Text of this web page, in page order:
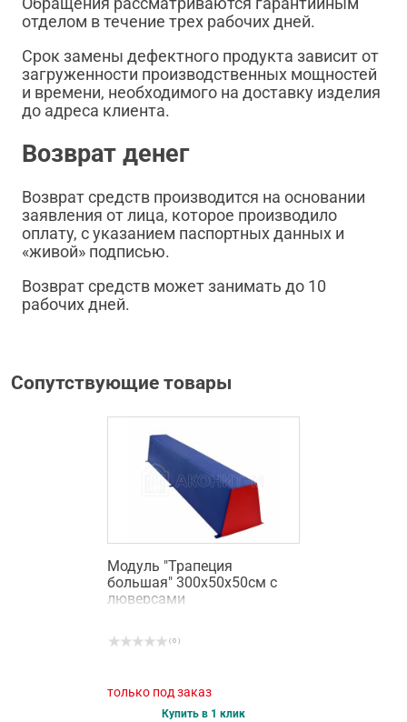
отделом в течение трех рабочих дней.
Срок замены дефектного продукта зависит от
загруженности производственных мощностей
и времени, необходимого на доставку изделия
до адреса клиента.
Возврат денег
Возврат средств производится на основании
заявления от лица, которое производило
оплату, с указанием паспортных данных и
«живой» подписью.
Возврат средств может занимать до 10
рабочих дней.
Сопутствующие товары
Модуль "Трапеция
большая" 300х50х50см с
люверсами
( 0 )
только под заказ
Купить в 1 клик